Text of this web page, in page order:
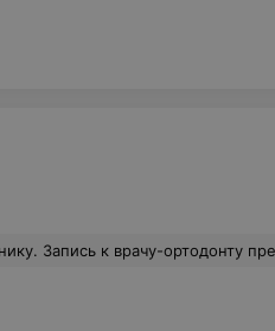
к тому же врачу - все также проходило со скрипом - были постоянные переносы дня посещения. С уверенностью утверждаю что это не единичный случай, а система работы данного центра. Не теряйте время с этим центром. Есть бОльшие